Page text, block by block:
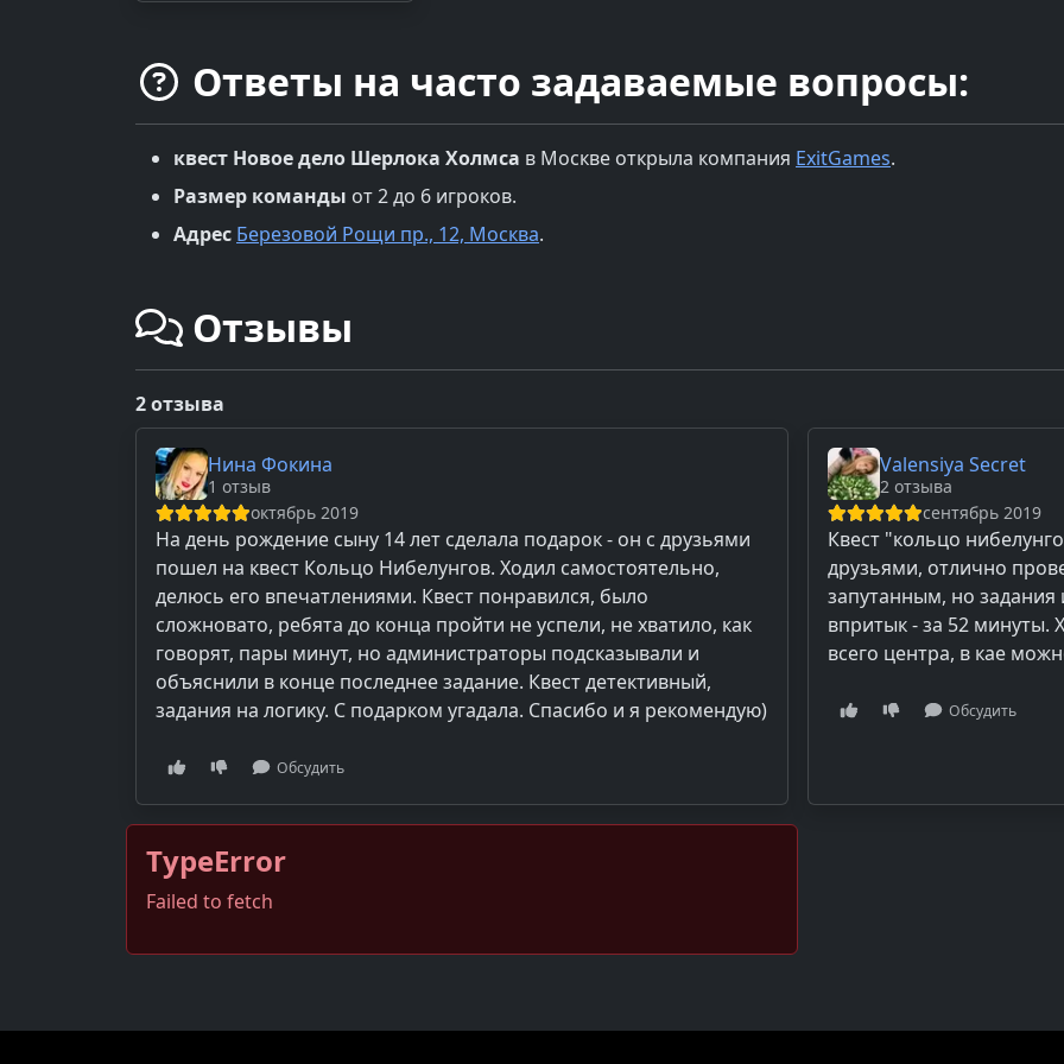
Ответы на часто задаваемые вопросы:
квест Новое дело Шерлока Холмса в Москве открыла компания ExitGames.
Размер команды от 2 до 6 игроков.
Адрес Березовой Рощи пр., 12, Москва.
Отзывы
2 отзыва
Нина Фокина
1 отзыв
октябрь 2019
На день рождение сыну 14 лет сделала подарок - он с друзьями
пошел на квест Кольцо Нибелунгов. Ходил самостоятельно,
делюсь его впечатлениями. Квест понравился, было
сложновато, ребята до конца пройти не успели, не хватило, как
говорят, пары минут, но администраторы подсказывали и
объяснили в конце последнее задание. Квест детективный,
задания на логику. С подарком угадала. Спасибо и я рекомендую)
Обсудить
Valensiya Secret
2 отзыва
сентябрь 2019
Квест "кольцо
друзьями, отлично
запутанным, но
впритык - за 52 минуты.
всего центра, в кае
Обсудить
TypeError
Failed to fetch